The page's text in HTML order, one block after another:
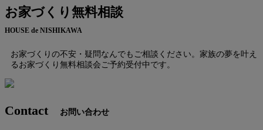
お家づくり無料相談
HOUSE de NISHIKAWA
お家づくりの不安・疑問なんでもご相談ください。家族の夢を叶え
るお家づくり無料相談会ご予約受付中です。
Contact お問い合わせ